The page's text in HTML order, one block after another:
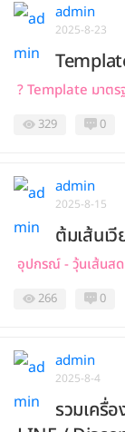
admin
2025-8-23
? Template มาตร
329 0
admin
2025-8-15
ต้มเส้นเ
อุปกรณ์ - วุ้นเส้นสด
266 0
admin
2025-8-4
รวมเครื่